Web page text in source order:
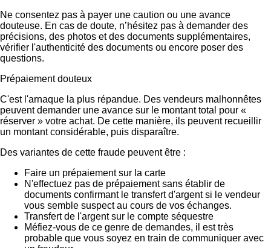
Ne consentez pas à payer une caution ou une avance
douteuse. En cas de doute, n’hésitez pas à demander des
précisions, des photos et des documents supplémentaires,
vérifier l'authenticité des documents ou encore poser des
questions.
Prépaiement douteux
C'est l'arnaque la plus répandue. Des vendeurs malhonnêtes
peuvent demander une avance sur le montant total pour «
réserver » votre achat. De cette manière, ils peuvent recueillir
un montant considérable, puis disparaître.
Des variantes de cette fraude peuvent être :
Faire un prépaiement sur la carte
N'effectuez pas de prépaiement sans établir de
documents confirmant le transfert d'argent si le vendeur
vous semble suspect au cours de vos échanges.
Transfert de l'argent sur le compte séquestre
Méfiez-vous de ce genre de demandes, il est très
probable que vous soyez en train de communiquer avec